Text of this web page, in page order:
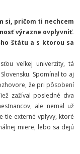
si, pričom ti nechcem
výrazne ovplyvniť.
štátu a s ktorou sa
veľkej univerzity, tá
Spomínal to aj
že pri pôsobení
zažíval posledné dva
ale nemal už
tie externé vplyvy, ktoré
miere, lebo sa dejú